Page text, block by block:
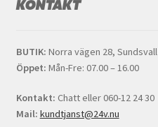
KONTAKT
BUTIK: Norra vägen 28, Sundsvall
Öppet: Mån-Fre: 07.00 – 16.00
Kontakt: Chatt eller 060-12 24 30
Mail: kundtjanst@24v.nu